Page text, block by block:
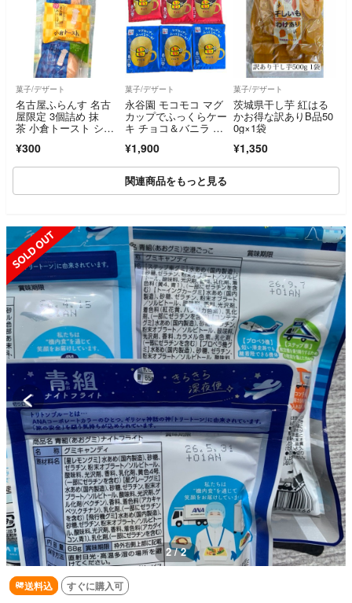
菓子/デザート
名古屋ふらんす 名古
屋限定 3個詰め 抹
茶 小倉トースト ショ
¥300
菓子/デザート
永谷園 モコモコ マグ
カップでふっくらケー
キ チョコ＆バニラ 6
¥1,900
菓子/デザート
茨城県干し芋 紅はる
かお得な訳ありB品50
0g×1袋
¥1,350
関連商品をもっと見る
SOLD OUT
2 / 2
送料込 すぐに購入可